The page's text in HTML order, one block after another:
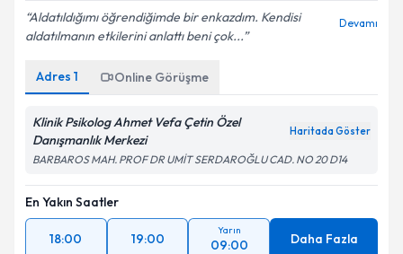
Aldatıldığımı öğrendiğimde bir enkazdım. Kendisi
aldatılmanın etkilerini anlattı beni çok...
Devamı
Adres 1 Online Görüşme
Klinik Psikolog Ahmet Vefa Çetin Özel
Danışmanlık Merkezi
Haritada Göster
BARBAROS MAH. PROF DR UMİT SERDAROĞLU CAD. NO 20 D14
En Yakın Saatler
18:00 19:00
Yarın
09:00 Daha Fazla